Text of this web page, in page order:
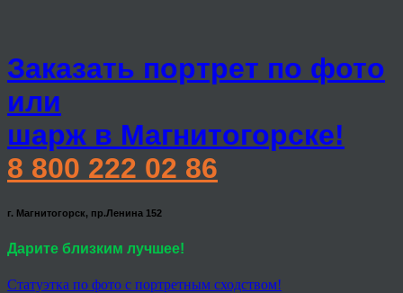
Заказать портрет по фото
или
шарж в Магнитогорске!
8 800 222 02 86
г. Магнитогорск, пр.Ленина 152
Дарите близким лучшее!
Статуэтка по фото с портретным сходством!